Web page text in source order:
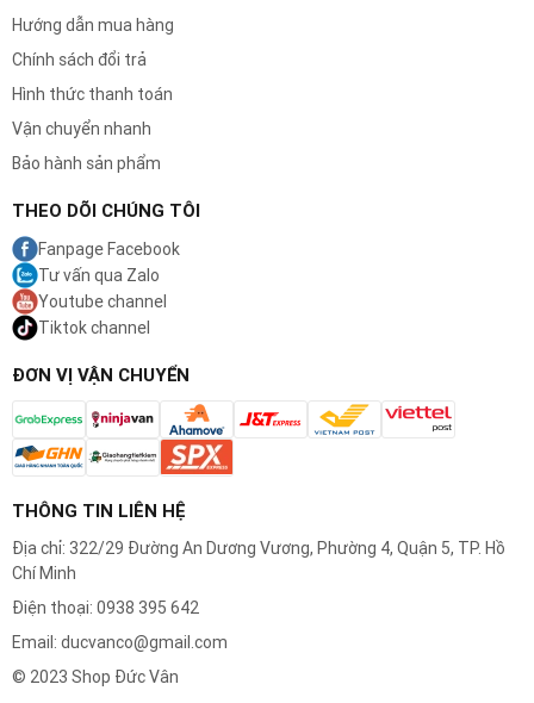
3. Hệ Thống Lift & Trim – Cắt Tỉa Đều Tắp
Nâng và cắt:Công nghệ
các sợi râu nằm sát da lên và hướng chúng vào lưỡi cắt.
Điều này giúp bạn cắt tỉa đều hơn, giảm thiểu số lần phải di
chuyển máy qua lại trên cùng một vùng da, từ đó tiết kiệm
4. Khả Năng Kháng Nước Toàn Diện
Chống nước 100%:Bạn có thể thoải mái sử dụng máy để
tỉa khô hoặc tỉa ướt với bọt cạo râu.
máy dưới vòi nước để rửa trôi vụn râu. Sự tiện lợi này giúp
máy luôn sạch sẽ và sẵn sàng cho lần sử dụng tiếp theo.
Hướng dẫn mua hàng
Chính sách đổi trả
Hình thức thanh toán
Vận chuyển nhanh
Bảo hành sản phẩm
THEO DÕI CHÚNG TÔI
Fanpage Facebook
Tư vấn qua Zalo
Youtube channel
Tiktok channel
ĐƠN VỊ VẬN CHUYỂN
THÔNG TIN LIÊN HỆ
Địa chỉ: 322/29 Đường An Dương Vương, Phường 4, Quận 5, TP. Hồ
Chí Minh
Điện thoại: 0938 395 642
Email: ducvanco@gmail.com
© 2023 Shop Đức Vân